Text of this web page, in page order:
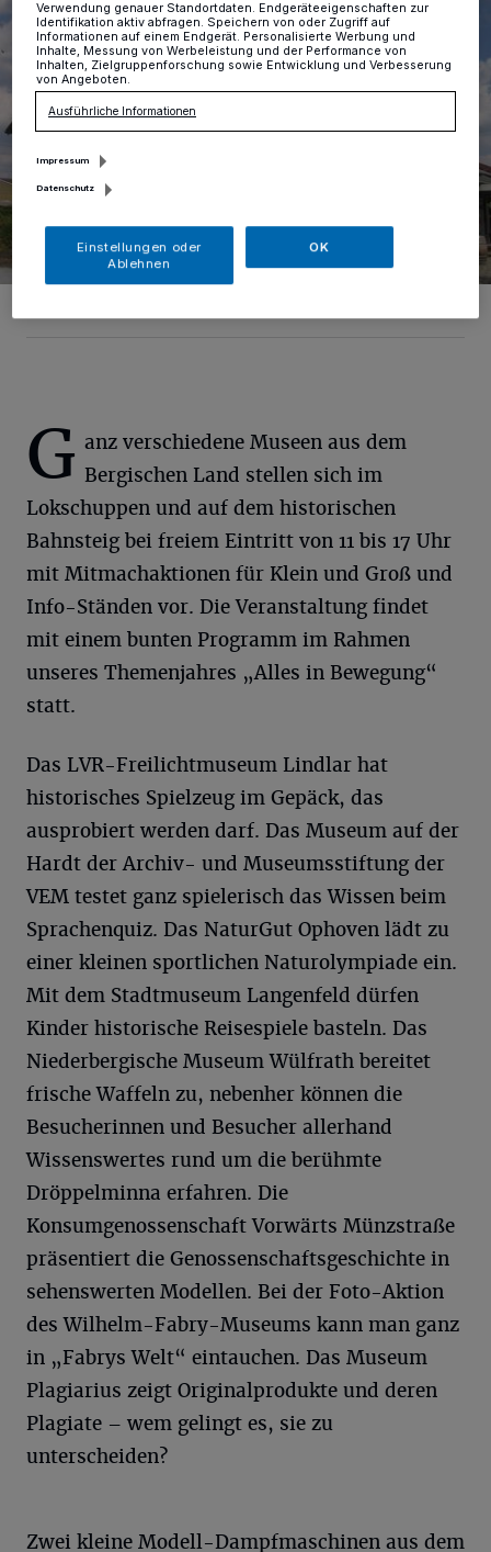
G anz verschiedene Museen aus dem
Bergischen Land stellen sich im
Lokschuppen und auf dem historischen
Bahnsteig bei freiem Eintritt von 11 bis 17 Uhr
mit Mitmachaktionen für Klein und Groß und
Info-Ständen vor. Die Veranstaltung findet
mit einem bunten Programm im Rahmen
unseres Themenjahres „Alles in Bewegung“
statt.
Das LVR-Freilichtmuseum Lindlar hat
historisches Spielzeug im Gepäck, das
ausprobiert werden darf. Das Museum auf der
Hardt der Archiv- und Museumsstiftung der
VEM testet ganz spielerisch das Wissen beim
Sprachenquiz. Das NaturGut Ophoven lädt zu
einer kleinen sportlichen Naturolympiade ein.
Mit dem Stadtmuseum Langenfeld dürfen
Kinder historische Reisespiele basteln. Das
Niederbergische Museum Wülfrath bereitet
frische Waffeln zu, nebenher können die
Besucherinnen und Besucher allerhand
Wissenswertes rund um die berühmte
Dröppelminna erfahren. Die
Konsumgenossenschaft Vorwärts Münzstraße
präsentiert die Genossenschaftsgeschichte in
sehenswerten Modellen. Bei der Foto-Aktion
des Wilhelm-Fabry-Museums kann man ganz
in „Fabrys Welt“ eintauchen. Das Museum
Plagiarius zeigt Originalprodukte und deren
Plagiate – wem gelingt es, sie zu
unterscheiden?
Zwei kleine Modell-Dampfmaschinen aus dem
Verwendung genauer Standortdaten. Endgeräteeigenschaften zur
Identifikation aktiv abfragen. Speichern von oder Zugriff auf
Informationen auf einem Endgerät. Personalisierte Werbung und
Inhalte, Messung von Werbeleistung und der Performance von
Inhalten, Zielgruppenforschung sowie Entwicklung und Verbesserung
von Angeboten.
Ausführliche Informationen
Impressum
Datenschutz
Einstellungen oder
Ablehnen
OK